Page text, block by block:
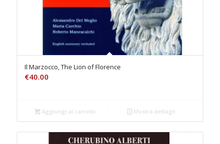
Il Marzocco, The Lion of Florence
€40.00
Aggiungi al carrello Mostra dettagli